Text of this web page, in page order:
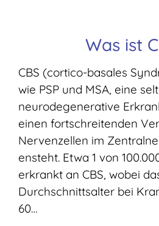
Was ist
CBS (cortico-basales
wie PSP und MSA, eine
neurodegenerative
einen fortschreitenden
Nervenzellen im
ensteht. Etwa 1 von
erkrankt an CBS, wobei
Durchschnittsalter bei
60…